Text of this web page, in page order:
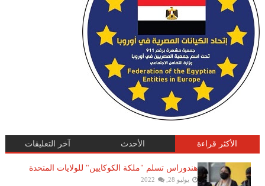
الأكثر قراءة الأحدث آخر التعليقات
هندوراس تسلم "ملكة الكوكايين" للولايات المتحدة
يوليو 28, 2022